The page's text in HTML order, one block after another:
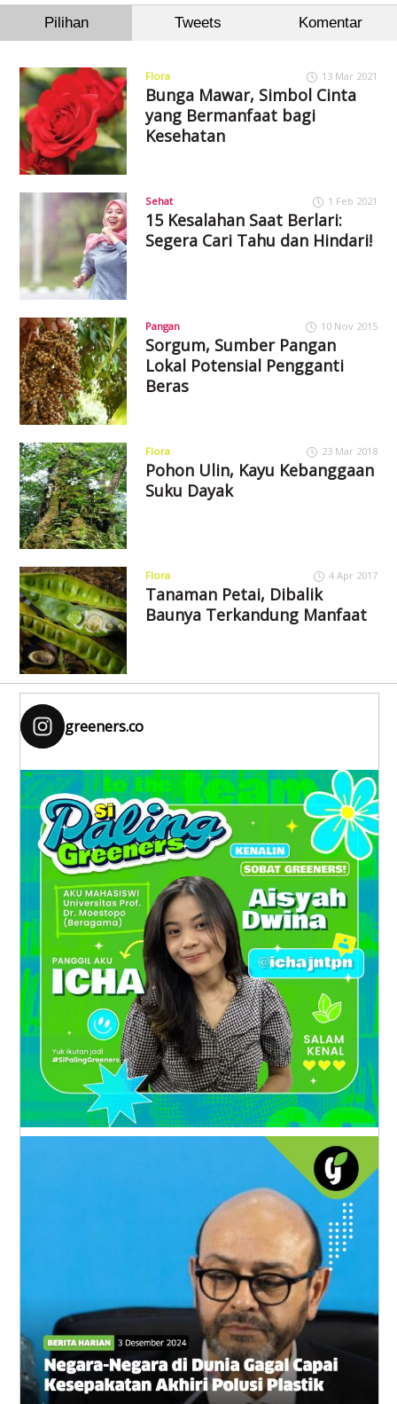
Pilihan Tweets Komentar
Flora 13 Mar 2021
Bunga Mawar, Simbol Cinta
yang Bermanfaat bagi
Kesehatan
Sehat 1 Feb 2021
15 Kesalahan Saat Berlari:
Segera Cari Tahu dan Hindari!
Pangan 10 Nov 2015
Sorgum, Sumber Pangan
Lokal Potensial Pengganti
Beras
Flora 23 Mar 2018
Pohon Ulin, Kayu Kebanggaan
Suku Dayak
Flora 4 Apr 2017
Tanaman Petai, Dibalik
Baunya Terkandung Manfaat
greeners.co